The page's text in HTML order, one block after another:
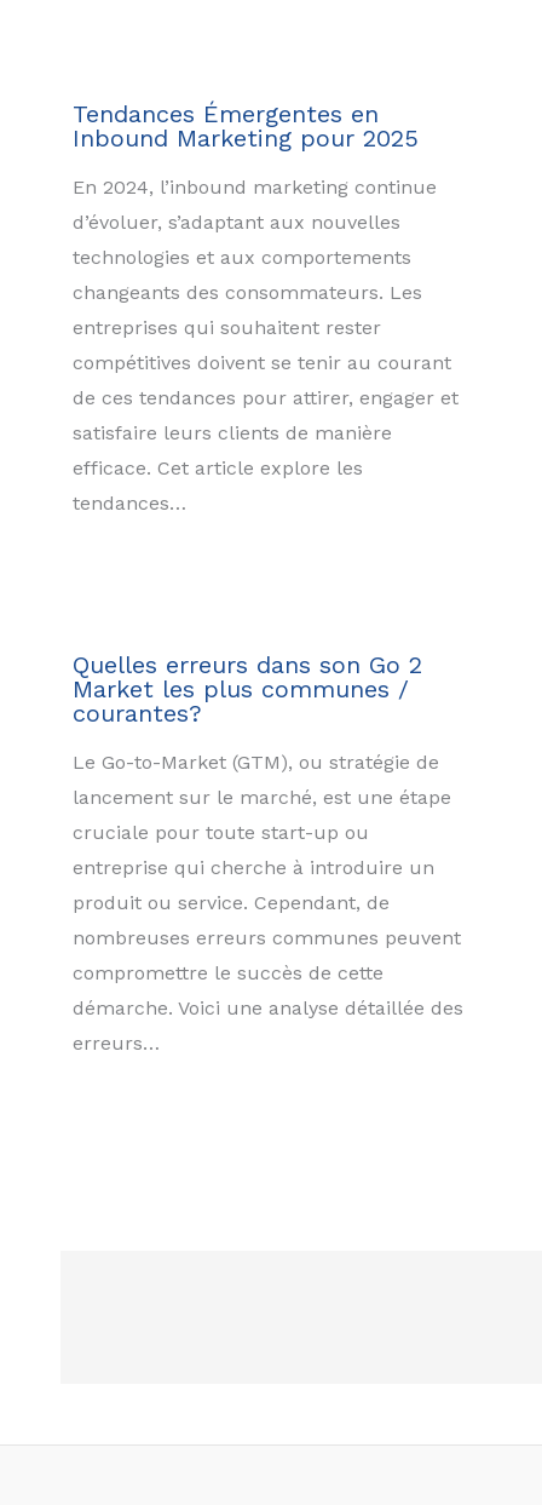
Tendances Émergentes en
Inbound Marketing pour 2025
En 2024, l’inbound marketing continue
d’évoluer, s’adaptant aux nouvelles
technologies et aux comportements
changeants des consommateurs. Les
entreprises qui souhaitent rester
compétitives doivent se tenir au courant
de ces tendances pour attirer, engager et
satisfaire leurs clients de manière
efficace. Cet article explore les
tendances…
Quelles erreurs dans son Go 2
Market les plus communes /
courantes?
Le Go-to-Market (GTM), ou stratégie de
lancement sur le marché, est une étape
cruciale pour toute start-up ou
entreprise qui cherche à introduire un
produit ou service. Cependant, de
nombreuses erreurs communes peuvent
compromettre le succès de cette
démarche. Voici une analyse détaillée des
erreurs…